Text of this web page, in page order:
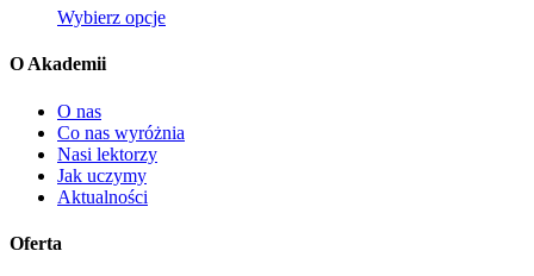
Wybierz opcjeTen
Opcje
można
O Akademii
O nas
Co nas wyróżnia
Nasi lektorzy
Jak uczymy
Aktualności
Oferta